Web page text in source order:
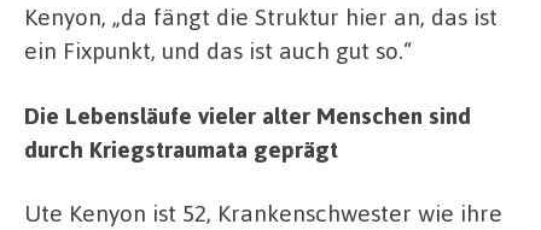
Kenyon, „da fängt die Struktur hier an, das ist
ein Fixpunkt, und das ist auch gut so.“
Die Lebensläufe vieler alter Menschen sind
durch Kriegstraumata geprägt
Ute Kenyon ist 52, Krankenschwester wie ihre